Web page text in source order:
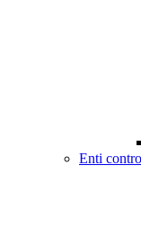
Enti